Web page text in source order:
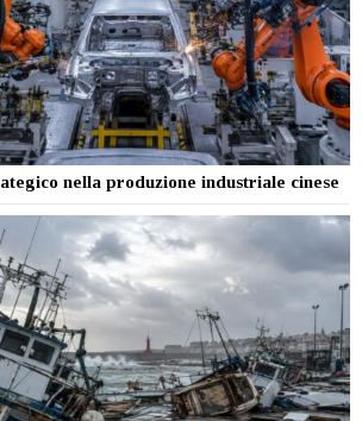
nella produzione industriale cinese